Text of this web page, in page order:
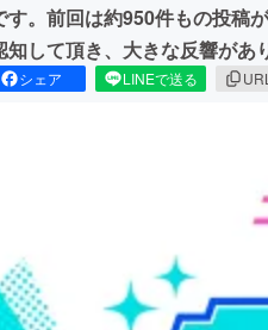
す。前回は約950件もの投稿
して頂き、大きな反響があ
シェア LINEで送る